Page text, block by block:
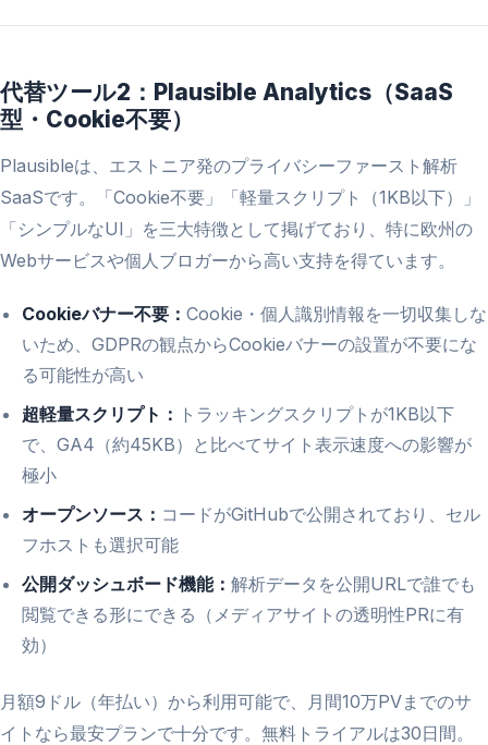
代替ツール2：Plausible Analytics（SaaS
型・Cookie不要）
Plausibleは、エストニア発のプライバシーファースト解析
SaaSです。「Cookie不要」「軽量スクリプト（1KB以下）」
「シンプルなUI」を三大特徴として掲げており、特に欧州の
Webサービスや個人ブロガーから高い支持を得ています。
Cookieバナー不要： Cookie・個人識別情報を一切収集しな
いため、GDPRの観点からCookieバナーの設置が不要にな
る可能性が高い
超軽量スクリプト： トラッキングスクリプトが1KB以下
で、GA4（約45KB）と比べてサイト表示速度への影響が
極小
オープンソース： コードがGitHubで公開されており、セル
フホストも選択可能
公開ダッシュボード機能： 解析データを公開URLで誰でも
閲覧できる形にできる（メディアサイトの透明性PRに有
効）
月額9ドル（年払い）から利用可能で、月間10万PVまでのサ
イトなら最安プランで十分です。無料トライアルは30日間。